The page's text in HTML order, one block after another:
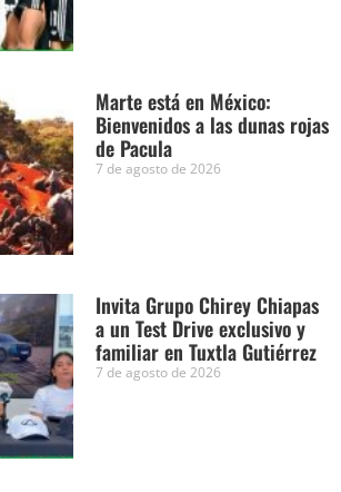
Marte está en México:
Bienvenidos a las dunas rojas
de Pacula
7 de agosto de 2026
Invita Grupo Chirey Chiapas
a un Test Drive exclusivo y
familiar en Tuxtla Gutiérrez
7 de agosto de 2026